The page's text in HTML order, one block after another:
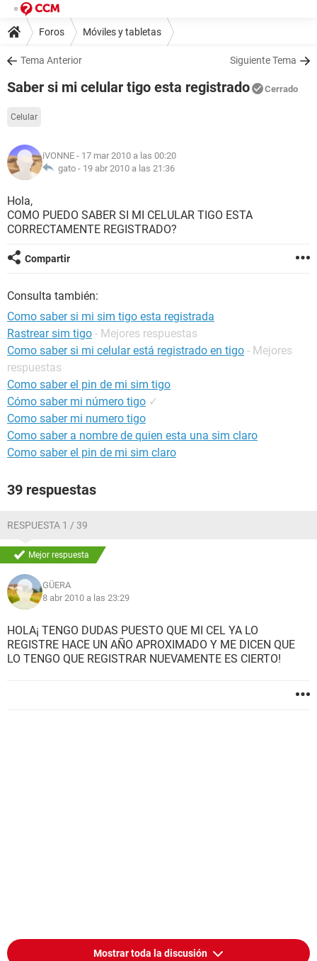
Foros Móviles y tabletas
Tema Anterior Siguiente Tema
Saber si mi celular tigo esta registrado Cerrado
Celular
iVONNE - 17 mar 2010 a las 00:20
gato - 19 abr 2010 a las 21:36
Hola,
COMO PUEDO SABER SI MI CELULAR TIGO ESTA
CORRECTAMENTE REGISTRADO?
Compartir
Consulta también:
Como saber si mi sim tigo esta registrada
Rastrear sim tigo - Mejores respuestas
Como saber si mi celular está registrado en tigo - Mejores
respuestas
Como saber el pin de mi sim tigo
Cómo saber mi número tigo ✓
Como saber mi numero tigo
Como saber a nombre de quien esta una sim claro
Como saber el pin de mi sim claro
39 respuestas
RESPUESTA 1 / 39
Mejor respuesta
GÜERA
8 abr 2010 a las 23:29
HOLA¡ TENGO DUDAS PUESTO QUE MI CEL YA LO
REGISTRE HACE UN AÑO APROXIMADO Y ME DICEN QUE
LO TENGO QUE REGISTRAR NUEVAMENTE ES CIERTO!
Mostrar toda la discusión